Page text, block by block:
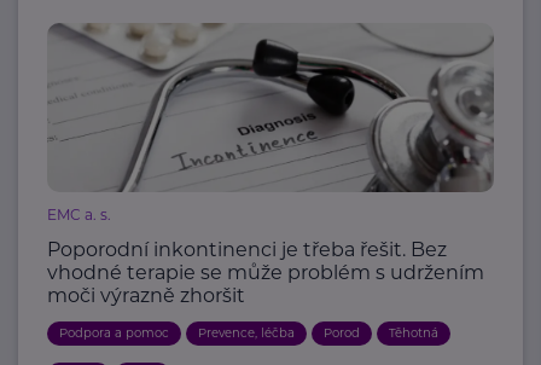
EMC a. s.
Poporodní inkontinenci je třeba řešit. Bez
vhodné terapie se může problém s udržením
moči výrazně zhoršit
Podpora a pomoc Prevence, léčba Porod Těhotná